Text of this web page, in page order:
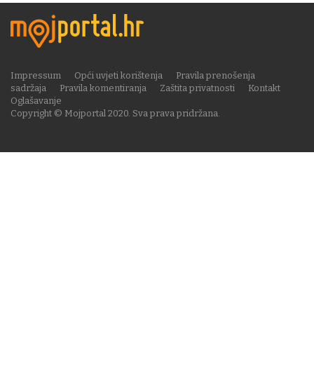
Copyright © Mojportal 2020. Sva prava pridržana.
Impressum Opći uvjeti korištenja
Pravila prenošenja
sadržaja
Pravila komentiranja Zaštita privatnosti
Kontakt
Oglašavanje